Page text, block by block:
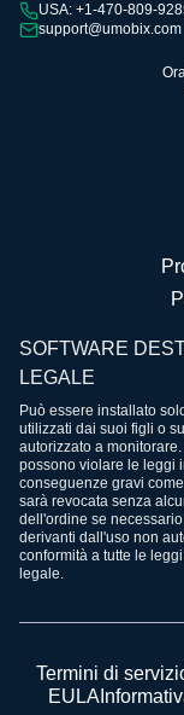
USA: +1-470-809-
support@umobix.com
SOFTWARE
LEGALE
Può essere installato
utilizzati dai suoi figli o
autorizzato a
possono violare le leggi
conseguenze gravi
sarà revocata senza
dell'ordine se
derivanti dall'uso non
conformità a tutte le
legale.
Termini di
EULA